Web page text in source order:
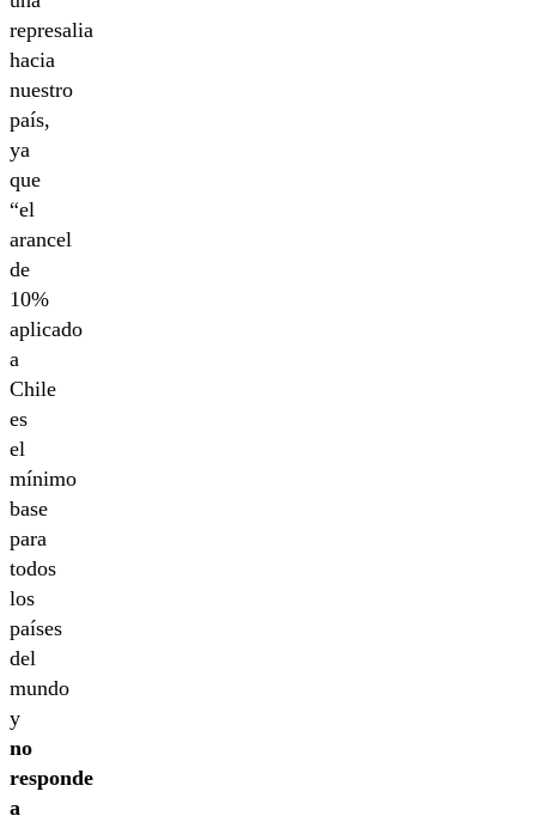
represalia
hacia
nuestro
país,
ya
que
“el
arancel
de
10%
aplicado
a
Chile
es
el
mínimo
base
para
todos
los
países
del
mundo
y
no
responde
a